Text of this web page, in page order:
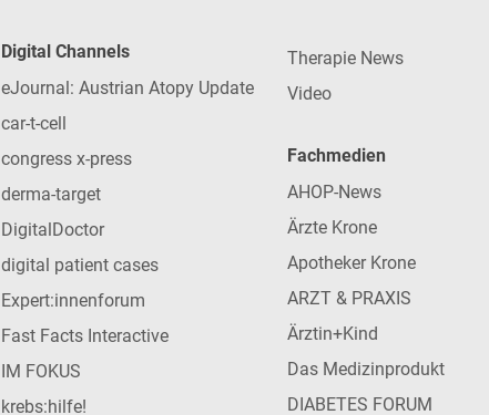
Digital Channels
eJournal: Austrian Atopy Update
car-t-cell
congress x-press
derma-target
DigitalDoctor
digital patient cases
Expert:innenforum
Fast Facts Interactive
IM FOKUS
krebs:hilfe!
Therapie News
Video
Fachmedien
AHOP-News
Ärzte Krone
Apotheker Krone
ARZT & PRAXIS
Ärztin+Kind
Das Medizinprodukt
DIABETES FORUM